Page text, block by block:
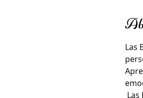
Las
Las